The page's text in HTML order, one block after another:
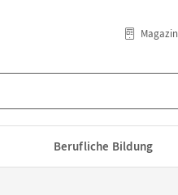
Magazin
Berufliche Bildung